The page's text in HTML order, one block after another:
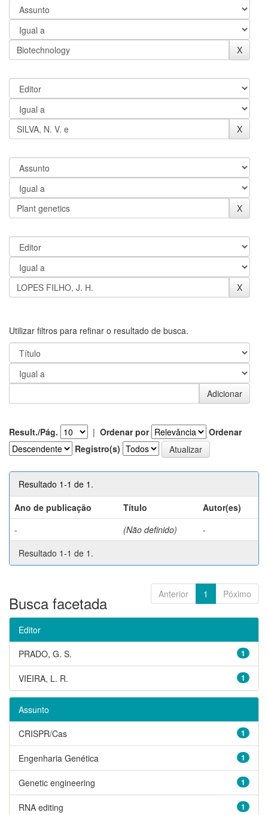
Utilizar filtros para refinar o resultado de busca.
Result./Pág. | Ordenar por
Ordenar
Registro(s)
Resultado 1-1 de 1.
Ano de publicação
Título
Autor(es)
-
(Não definido)
-
Resultado 1-1 de 1.
Anterior 1 Póximo
Busca facetada
Editor
1
PRADO, G. S.
1
VIEIRA, L. R.
Assunto
1
CRISPR/Cas
1
Engenharia Genética
1
Genetic engineering
1
RNA editing